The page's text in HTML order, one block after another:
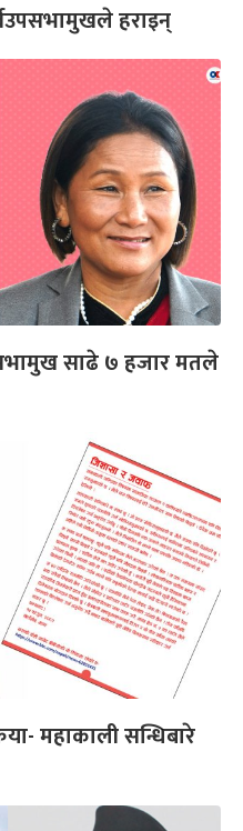
हराइन्
साढे ७ हजार मतले
महाकाली सन्धिबारे